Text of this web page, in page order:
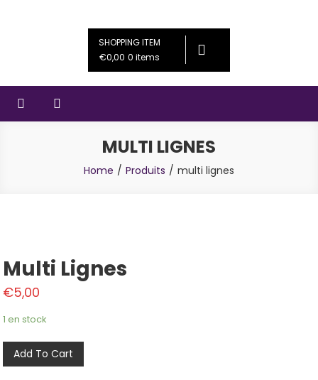
Couleursféériques
SHOPPING ITEM
€0,00 0 items
MULTI LIGNES
Home Produits multi lignes
Multi Lignes
€5,00
1 en stock
Add To Cart